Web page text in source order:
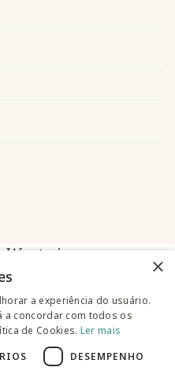
Westwing
×
a experiência do usuário.
a concordar com todos os
de Cookies. Ler mais
DESEMPENHO